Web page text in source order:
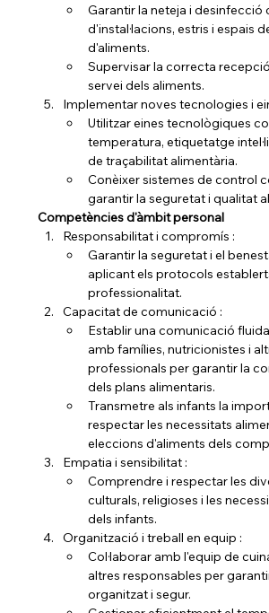
Garantir la neteja i desinfecció
d'instal·lacions, estris i espais
d'aliments.
Supervisar la correcta
servei dels aliments.
Implementar noves tecnologies i
Utilitzar eines tecnològiques
temperatura, etiquetatge
de traçabilitat alimentària.
Conèixer sistemes de control
garantir la seguretat i qualitat
Competències d'àmbit personal
Responsabilitat i compromís :
Garantir la seguretat i el
aplicant els protocols
professionalitat.
Capacitat de comunicació :
Establir una comunicació
amb famílies, nutricionistes i
professionals per garantir la
dels plans alimentaris.
Transmetre als infants la
respectar les necessitats
eleccions d'aliments dels
Empatia i sensibilitat :
Comprendre i respectar les
culturals, religioses i les
dels infants.
Organització i treball en equip :
Col·laborar amb l'equip de
altres responsables per
organitzat i segur.